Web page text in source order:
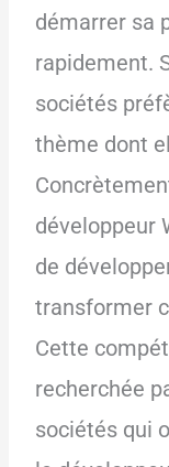
démarrer sa
rapidement.
sociétés
thème dont
développeur
de
transformer
Cette
recherchée
sociétés qui